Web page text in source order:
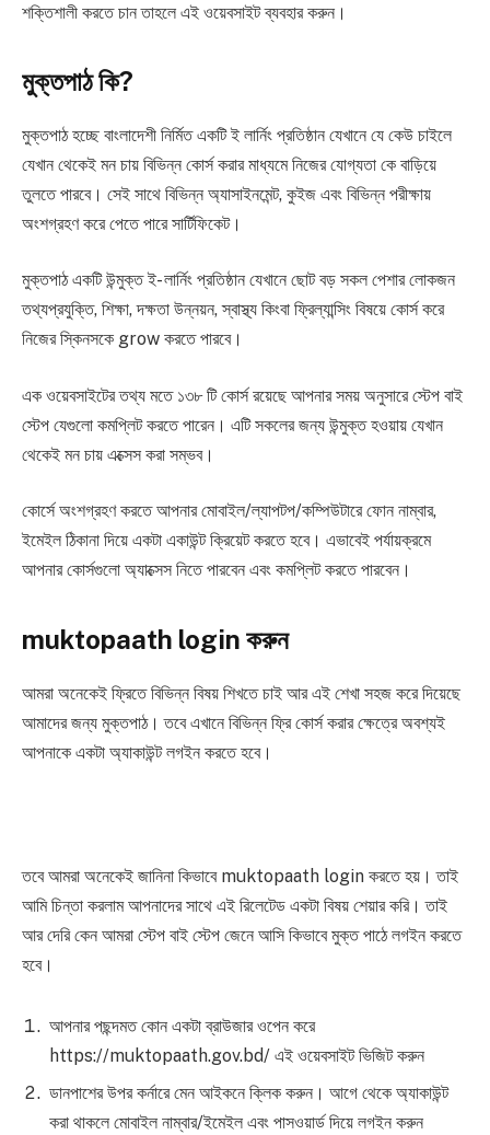
শক্তিশালী করতে চান তাহলে এই ওয়েবসাইট ব্যবহার করুন।
মুক্তপাঠ কি?
মুক্তপাঠ হচ্ছে বাংলাদেশী নির্মিত একটি ই লার্নিং প্রতিষ্ঠান যেখানে যে কেউ চাইলে
যেখান থেকেই মন চায় বিভিন্ন কোর্স করার মাধ্যমে নিজের যোগ্যতা কে বাড়িয়ে
তুলতে পারবে। সেই সাথে বিভিন্ন অ্যাসাইনমেন্ট, কুইজ এবং বিভিন্ন পরীক্ষায়
অংশগ্রহণ করে পেতে পারে সার্টিফিকেট।
মুক্তপাঠ একটি উন্মুক্ত ই- লার্নিং প্রতিষ্ঠান যেখানে ছোট বড় সকল পেশার লোকজন
তথ্যপ্রযুক্তি, শিক্ষা, দক্ষতা উন্নয়ন, স্বাস্থ্য কিংবা ফ্রিল্যান্সিং বিষয়ে কোর্স করে
নিজের স্কিনসকে grow করতে পারবে।
এক ওয়েবসাইটের তথ্য মতে ১৩৮ টি কোর্স রয়েছে আপনার সময় অনুসারে স্টেপ বাই
স্টেপ যেগুলো কমপ্লিট করতে পারেন। এটি সকলের জন্য উন্মুক্ত হওয়ায় যেখান
থেকেই মন চায় এক্সেস করা সম্ভব।
কোর্সে অংশগ্রহণ করতে আপনার মোবাইল/ল্যাপটপ/কম্পিউটারে ফোন নাম্বার,
ইমেইল ঠিকানা দিয়ে একটা একাউন্ট ক্রিয়েট করতে হবে। এভাবেই পর্যায়ক্রমে
আপনার কোর্সগুলো অ্যাক্সেস নিতে পারবেন এবং কমপ্লিট করতে পারবেন।
muktopaath login করুন
আমরা অনেকেই ফ্রিতে বিভিন্ন বিষয় শিখতে চাই আর এই শেখা সহজ করে দিয়েছে
আমাদের জন্য মুক্তপাঠ। তবে এখানে বিভিন্ন ফ্রি কোর্স করার ক্ষেত্রে অবশ্যই
আপনাকে একটা অ্যাকাউন্ট লগইন করতে হবে।
তবে আমরা অনেকেই জানিনা কিভাবে muktopaath login করতে হয়। তাই
আমি চিন্তা করলাম আপনাদের সাথে এই রিলেটেড একটা বিষয় শেয়ার করি। তাই
আর দেরি কেন আমরা স্টেপ বাই স্টেপ জেনে আসি কিভাবে মুক্ত পাঠে লগইন করতে
হবে।
আপনার পছন্দমত কোন একটা ব্রাউজার ওপেন করে
‌https://muktopaath.gov.bd/ এই ওয়েবসাইট ভিজিট করুন
ডানপাশের উপর কর্নারে মেন আইকনে ক্লিক করুন। আগে থেকে অ্যাকাউন্ট
করা থাকলে মোবাইল নাম্বার/ইমেইল এবং পাসওয়ার্ড দিয়ে লগইন করুন